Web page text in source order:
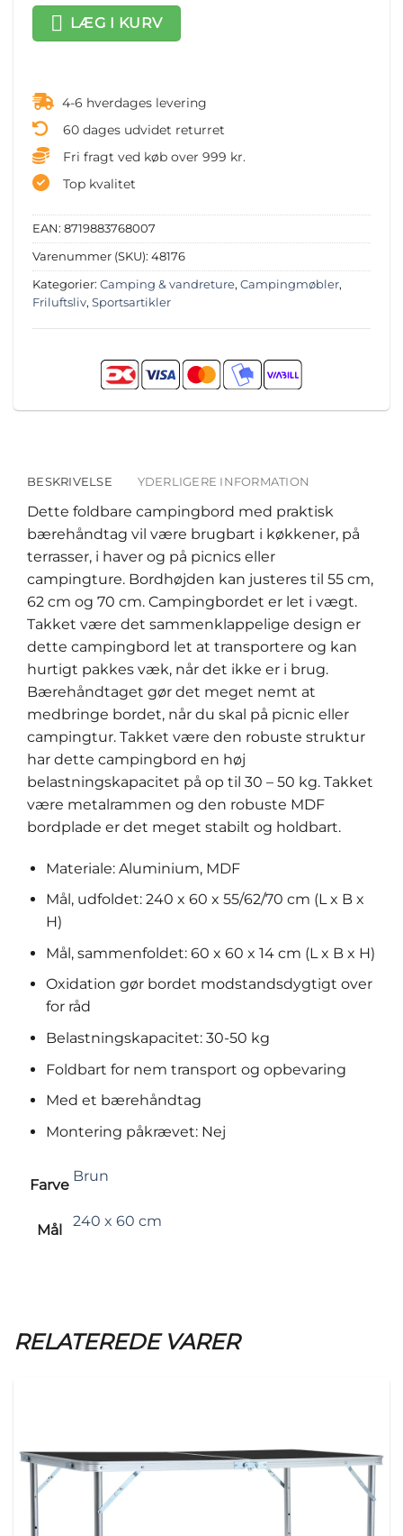
LÆG I KURV
4-6 hverdages levering
60 dages udvidet returret
Fri fragt ved køb over 999 kr.
Top kvalitet
EAN: 8719883768007
Varenummer (SKU): 48176
Kategorier: Camping & vandreture, Campingmøbler,
Friluftsliv, Sportsartikler
BESKRIVELSE YDERLIGERE INFORMATION
Dette foldbare campingbord med praktisk
bærehåndtag vil være brugbart i køkkener, på
terrasser, i haver og på picnics eller
campingture. Bordhøjden kan justeres til 55 cm,
62 cm og 70 cm. Campingbordet er let i vægt.
Takket være det sammenklappelige design er
dette campingbord let at transportere og kan
hurtigt pakkes væk, når det ikke er i brug.
Bærehåndtaget gør det meget nemt at
medbringe bordet, når du skal på picnic eller
campingtur. Takket være den robuste struktur
har dette campingbord en høj
belastningskapacitet på op til 30 – 50 kg. Takket
være metalrammen og den robuste MDF
bordplade er det meget stabilt og holdbart.
Materiale: Aluminium, MDF
Mål, udfoldet: 240 x 60 x 55/62/70 cm (L x B x
H)
Mål, sammenfoldet: 60 x 60 x 14 cm (L x B x H)
Oxidation gør bordet modstandsdygtigt over
for råd
Belastningskapacitet: 30-50 kg
Foldbart for nem transport og opbevaring
Med et bærehåndtag
Montering påkrævet: Nej
Farve
Brun
Mål
240 x 60 cm
RELATEREDE VARER